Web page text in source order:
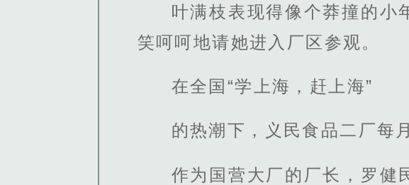
叶满枝表现得像个莽撞的小
笑呵呵地请她进入厂区参观。
在全国“学上海，赶上海”
的热潮下，义民食品二厂每
作为国营大厂的厂长，罗健